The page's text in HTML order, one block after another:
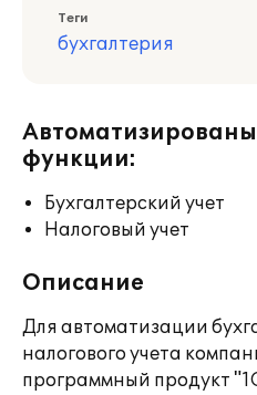
Теги
бухгалтерия
функции:
Бухгалтерский учет
Налоговый учет
Описание
Для автоматизации
налогового учета
программный продукт